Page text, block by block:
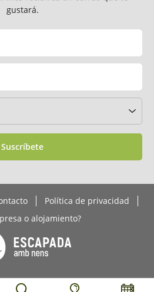
gustará.
Suscríbete
Política de privacidad
o alojamiento?